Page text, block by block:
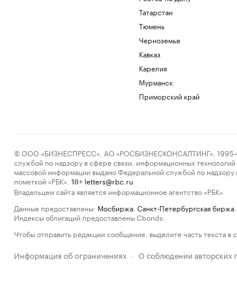
Татарстан
Тюмень
Черноземье
Кавказ
Карелия
Мурманск
Приморский край
© ООО «БИЗНЕСПРЕСС», АО «РОСБИЗНЕСКОНСАЛТИНГ»,
службой по надзору в сфере связи, информационных
массовой информации выдано Федеральной службой по
пометкой «РБК».
18+ letters@rbc.ru
Владельцем сайта является информационное агентство «РБК».
Данные предоставлены: Мосбиржа Санкт-Петербургская биржа
Индексы облигаций предоставлены Cbonds.
Чтобы отправить редакции сообщение, выделите часть текста в
Информация об ограничениях · О соблюдении авторских